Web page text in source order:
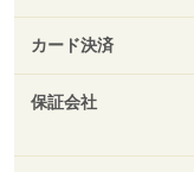
カード決済
保証会社